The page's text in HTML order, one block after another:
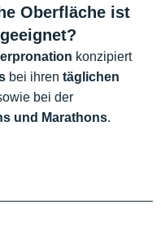
Oberfläche ist
konzipiert
bei ihren täglichen
bei der
und Marathons.